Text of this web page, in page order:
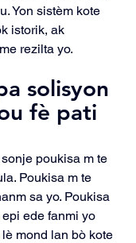
Yon sistèm kote
istorik, ak
rezilta yo.
solisyon
fè pati
poukisa m te
Poukisa m te
sa yo. Poukisa
ede fanmi yo
mond lan bò kote